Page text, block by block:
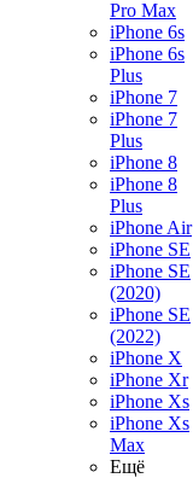
Pro Max
iPhone 6s
iPhone 6s
Plus
iPhone 7
iPhone 7
Plus
iPhone 8
iPhone 8
Plus
iPhone Air
iPhone SE
iPhone SE
(2020)
iPhone SE
(2022)
iPhone X
iPhone Xr
iPhone Xs
iPhone Xs
Max
Ещё